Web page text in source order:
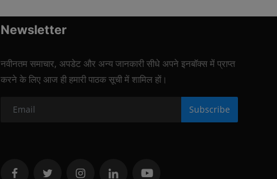
Newsletter
नवीनतम समाचार, अपडेट और अन्य जानकारी सीधे अपने इनबॉक्स में प्राप्त
करने के लिए आज ही हमारी पाठक सूची में शामिल हों।
Subscribe